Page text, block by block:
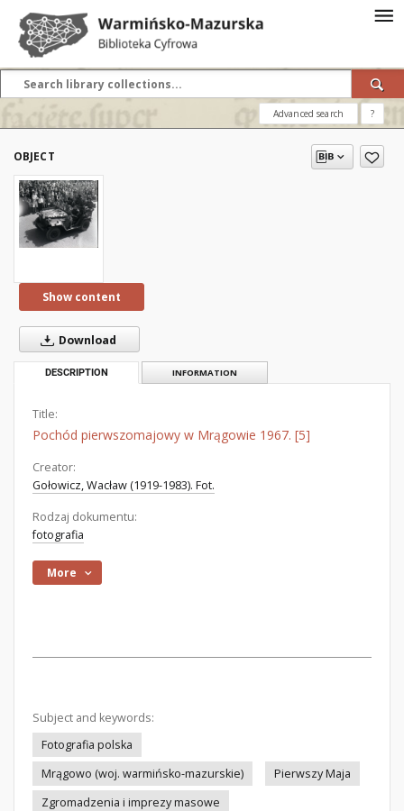
Advanced search ?
OBJECT
Show content
Download
DESCRIPTION INFORMATION
Title:
Pochód pierwszomajowy w Mrągowie 1967. [5]
Creator:
Gołowicz, Wacław (1919-1983). Fot.
Rodzaj dokumentu:
fotografia
More
Subject and keywords:
Fotografia polska
Mrągowo (woj. warmińsko-mazurskie)
Pierwszy Maja
Zgromadzenia i imprezy masowe